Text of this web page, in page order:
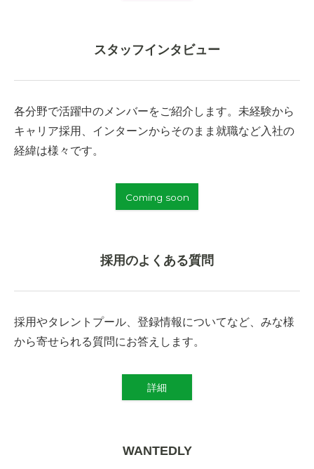
スタッフインタビュー
各分野で活躍中のメンバーをご紹介します。未経験から
キャリア採用、インターンからそのまま就職など入社の
経緯は様々です。
Coming soon
採用のよくある質問
採用やタレントプール、登録情報についてなど、みな様
から寄せられる質問にお答えします。
詳細
WANTEDLY